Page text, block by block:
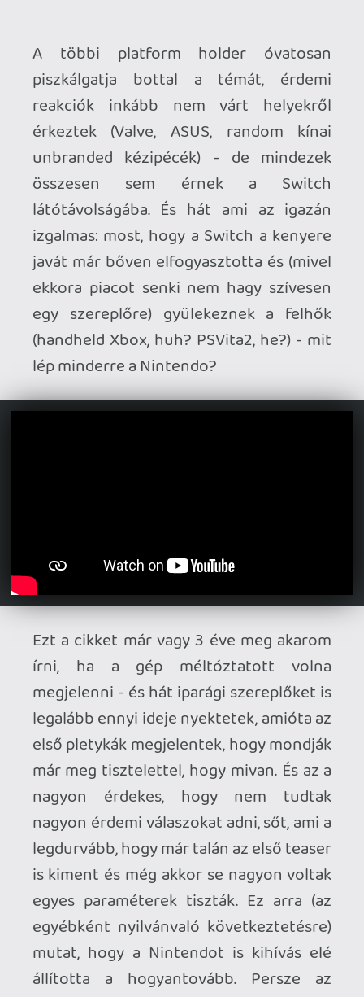
Ezt a cikket már vagy 3 éve meg akarom
írni, ha a gép méltóztatott volna
megjelenni - és hát iparági szereplőket is
legalább ennyi ideje nyektetek, amióta az
első pletykák megjelentek, hogy mondják
már meg tisztelettel, hogy mivan. És az a
nagyon érdekes, hogy nem tudtak
nagyon érdemi válaszokat adni, sőt, ami a
legdurvább, hogy már talán az első teaser
is kiment és még akkor se nagyon voltak
egyes paraméterek tiszták. Ez arra (az
egyébként nyilvánvaló következtetésre)
mutat, hogy a Nintendot is kihívás elé
annyira picike plusz hozzáadott
innováció vagy különutas megközelítés…
és hát nyilván erre lettem volna kíváncsi.
És ha most picit előre szeretnénk
rohanni, akkor azt is mondhatom: a
végkimenetel szempontjából a minimális
innováció és a biztonsági szintet emelés
jellemzi a Switch utáni Nintendot.
Node most már kellőképp
körbetáncoltam a témát, a premiert
követő tizenkettedik órában felidéztem
az egykoron kicsiny oldalunkon nagyot
ment “ne vásárolj
ittmegottnéha“ frázist,